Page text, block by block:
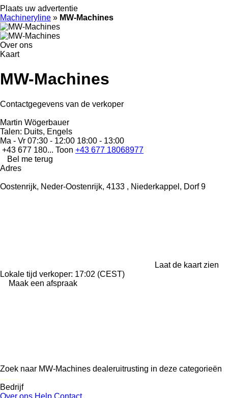
Plaats uw advertentie
Machineryline » MW-Machines
Over ons
Kaart
MW-Machines
Contactgegevens van de verkoper
Martin Wögerbauer
Talen: Duits, Engels
Ma - Vr 07:30 - 12:00 18:00 - 13:00
+43 677 180... Toon +43 677 18068977
Bel me terug
Adres
Oostenrijk, Neder-Oostenrijk, 4133 , Niederkappel, Dorf 9
Laat de kaart zien
Lokale tijd verkoper: 17:02 (CEST)
Maak een afspraak
Zoek naar MW-Machines dealeruitrusting in deze categorieën
disallow-in-dsa
Bedrijf
Over ons Help Contact